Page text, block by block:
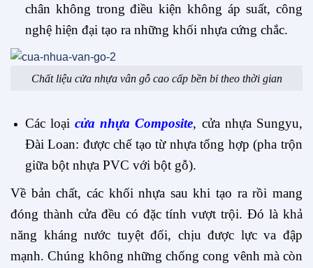
chân không trong điều kiện không áp suất, công
nghệ hiện đại tạo ra những khối nhựa cứng chắc.
Chất liệu cửa nhựa vân gỗ cao cấp bền bỉ theo thời gian
Các loạicửa nhựa Composite, cửa nhựa Sungyu,
Đài Loan: được chế tạo từ nhựa tổng hợp (pha trộn
giữa bột nhựa PVC với bột gỗ).
Về bản chất, các khối nhựa sau khi tạo ra rồi mang
đóng thành cửa đều có đặc tính vượt trội. Đó là khả
năng kháng nước tuyệt đối, chịu được lực va đập
mạnh. Chúng không những chống cong vênh mà còn